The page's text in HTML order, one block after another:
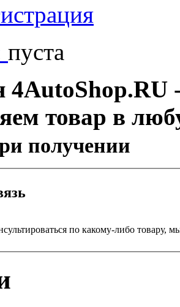
пуста
4AutoShop.RU
товар в
получении
по какому-либо товару,